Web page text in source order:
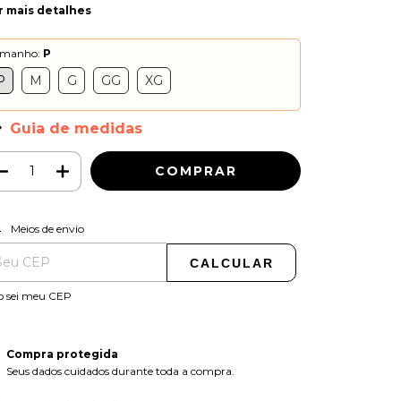
mais detalhes
P
M G GG XG
Guia de medidas
para o CEP:
Meios de envio
CALCULAR
sei meu CEP
Compra protegida
Seus dados cuidados durante toda a compra.